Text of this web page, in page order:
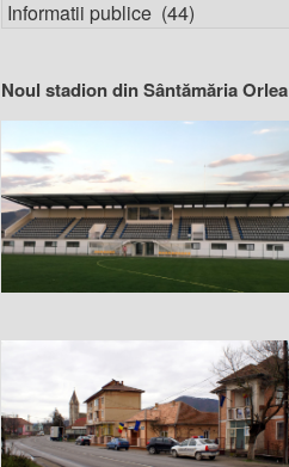
Noul stadion din Sântămăria Orlea